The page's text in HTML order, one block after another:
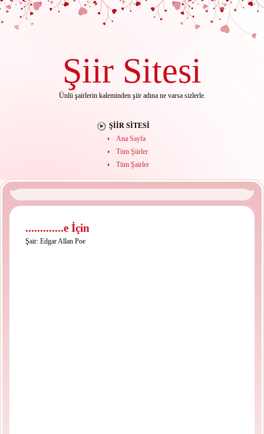
Şiir Sitesi
Ünlü şairlerin kaleminden şiir adına ne varsa sizlerle.
ŞIIR SITESI
Ana Sayfa
Tüm Şiirler
Tüm Şairler
.............e İçin
Şair: Edgar Allan Poe